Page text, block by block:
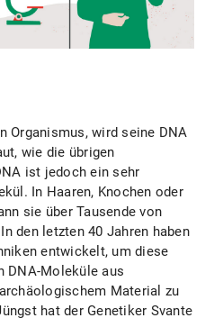
Organismus, wird seine DNA
wie die übrigen
ist jedoch ein sehr
In Haaren, Knochen oder
sie über Tausende von
den letzten 40 Jahren haben
entwickelt, um diese
DNA-Moleküle aus
Material zu
hat der Genetiker Svante